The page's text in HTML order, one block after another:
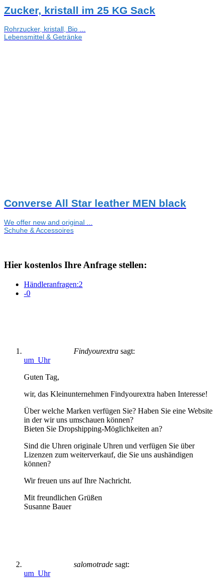
Zucker, kristall im 25 KG Sack
Rohrzucker, kristall, Bio ...
Lebensmittel & Getränke
Converse All Star leather MEN black
We offer new and original ...
Schuhe & Accessoires
Hier kostenlos Ihre Anfrage stellen:
Händleranfragen:2
-0
Findyourextra sagt:
um Uhr
Guten Tag,
wir, das Kleinunternehmen Findyourextra haben Interesse!
Über welche Marken verfügen Sie? Haben Sie eine Website
in der wir uns umschauen können?
Bieten Sie Dropshipping-Möglichkeiten an?
Sind die Uhren originale Uhren und verfügen Sie über
Lizenzen zum weiterverkauf, die Sie uns aushändigen
können?
Wir freuen uns auf Ihre Nachricht.
Mit freundlichen Grüßen
Susanne Bauer
salomotrade sagt:
um Uhr